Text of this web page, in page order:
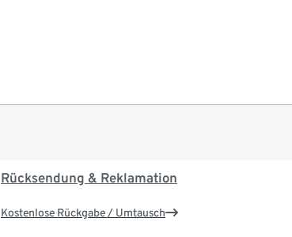
Rücksendung & Reklamation
Kostenlose Rückgabe / Umtausch